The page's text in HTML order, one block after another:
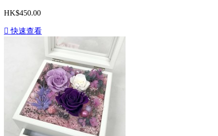
HK$450.00
 快速查看